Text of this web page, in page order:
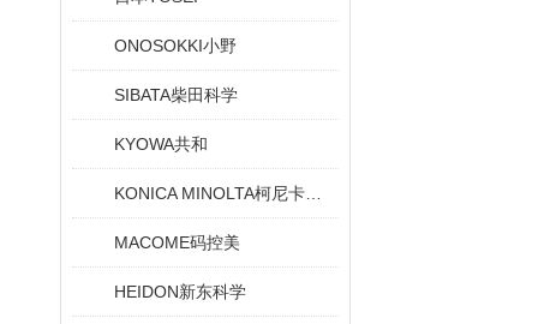
ONOSOKKI小野
SIBATA柴田科学
KYOWA共和
MACOME码控美
HEIDON新东科学